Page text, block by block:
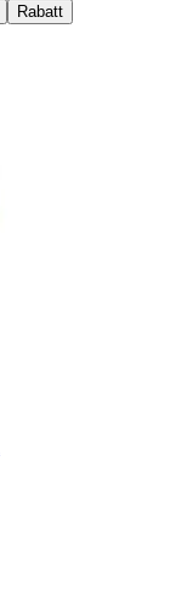
Rabatt